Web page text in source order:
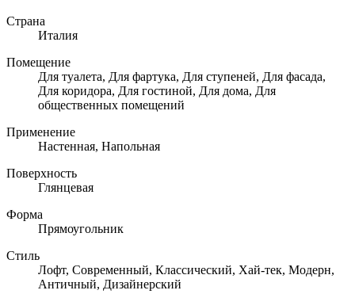
Страна
Италия
Помещение
Для туалета, Для фартука, Для ступеней, Для фасада,
Для коридора, Для гостиной, Для дома, Для
общественных помещений
Применение
Настенная, Напольная
Поверхность
Глянцевая
Форма
Прямоугольник
Стиль
Лофт, Современный, Классический, Хай-тек, Модерн,
Античный, Дизайнерский